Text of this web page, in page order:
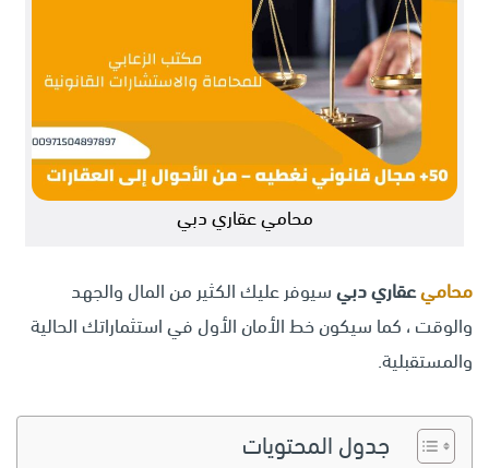
محامي عقاري دبي
محاميعقاري دبيسيوفر عليك الكثير من المال والجهد
والوقت ، كما سيكون خط الأمان الأول في استثماراتك الحالية
والمستقبلية.
جدول المحتويات